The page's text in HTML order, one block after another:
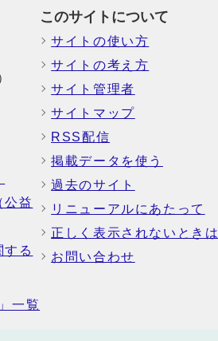
公益
する
一覧
このサイトについて
サイトの使い方
サイトの考え方
サイト管理者
サイトマップ
RSS配信
掲載データを使う
過去のサイト
リニューアルにあたって
正しく表示されないときは
お問い合わせ